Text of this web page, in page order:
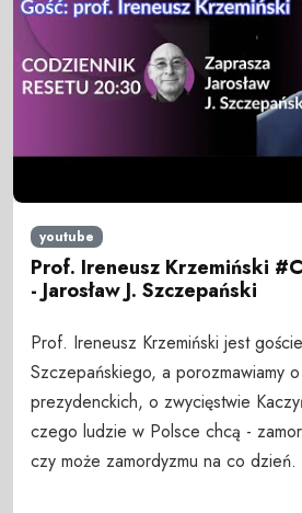
youtube
Prof. Ireneusz Krzemiński
- Jarosław J. Szczepański
Prof. Ireneusz Krzemiński jest
Szczepańskiego, a porozmawiamy
prezydenckich, o zwycięstwie
czego ludzie w Polsce chcą -
czy może zamordyzmu na co dzień.